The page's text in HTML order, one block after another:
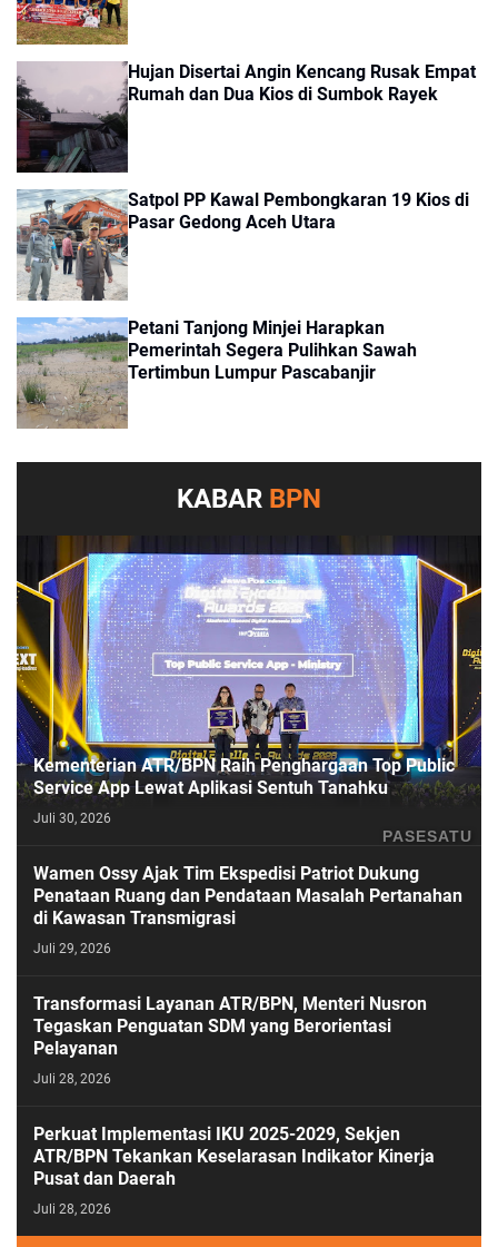
Hujan Disertai Angin Kencang Rusak Empat
Rumah dan Dua Kios di Sumbok Rayek
Satpol PP Kawal Pembongkaran 19 Kios di
Pasar Gedong Aceh Utara
Petani Tanjong Minjei Harapkan
Pemerintah Segera Pulihkan Sawah
Tertimbun Lumpur Pascabanjir
KABAR BPN
PASESATU
Kementerian ATR/BPN Raih Penghargaan Top Public
Service App Lewat Aplikasi Sentuh Tanahku
Juli 30, 2026
Wamen Ossy Ajak Tim Ekspedisi Patriot Dukung
Penataan Ruang dan Pendataan Masalah Pertanahan
di Kawasan Transmigrasi
Juli 29, 2026
Transformasi Layanan ATR/BPN, Menteri Nusron
Tegaskan Penguatan SDM yang Berorientasi
Pelayanan
Juli 28, 2026
Perkuat Implementasi IKU 2025-2029, Sekjen
ATR/BPN Tekankan Keselarasan Indikator Kinerja
Pusat dan Daerah
Juli 28, 2026